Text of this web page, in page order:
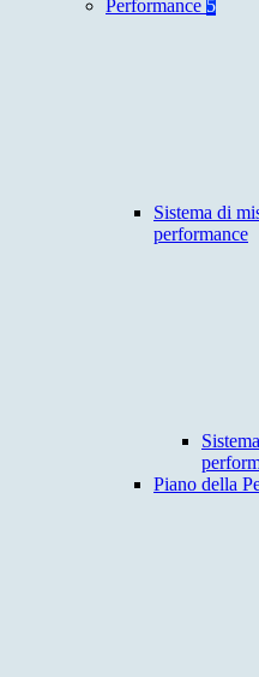
Performance 5
Sistema di
performance
Piano della